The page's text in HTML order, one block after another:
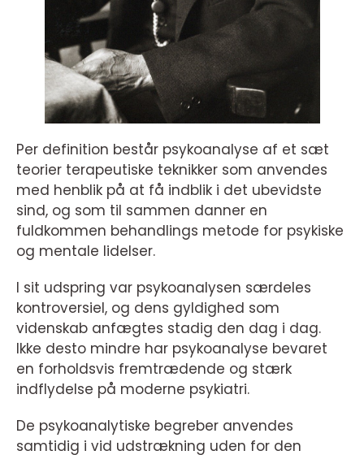
Per definition består psykoanalyse af et sæt
teorier terapeutiske teknikker som anvendes
med henblik på at få indblik i det ubevidste
sind, og som til sammen danner en
fuldkommen behandlings metode for psykiske
og mentale lidelser.
I sit udspring var psykoanalysen særdeles
kontroversiel, og dens gyldighed som
videnskab anfægtes stadig den dag i dag.
Ikke desto mindre har psykoanalyse bevaret
en forholdsvis fremtrædende og stærk
indflydelse på moderne psykiatri.
De psykoanalytiske begreber anvendes
samtidig i vid udstrækning uden for den